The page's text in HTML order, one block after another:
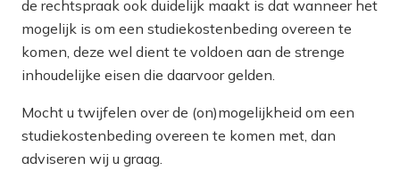
de rechtspraak ook duidelijk maakt is dat wanneer het
mogelijk is om een studiekostenbeding overeen te
komen, deze wel dient te voldoen aan de strenge
inhoudelijke eisen die daarvoor gelden.
Mocht u twijfelen over de (on)mogelijkheid om een
studiekostenbeding overeen te komen met, dan
adviseren wij u graag.